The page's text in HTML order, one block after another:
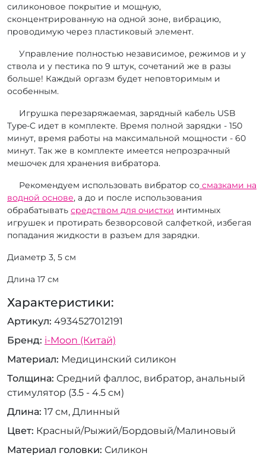
силиконовое покрытие и мощную,
сконцентрированную на одной зоне, вибрацию,
проводимую через пластиковый элемент.
Управление полностью независимое, режимов и у
ствола и у пестика по 9 штук, сочетаний же в разы
больше! Каждый оргазм будет неповторимым и
особенным.
Игрушка перезаряжаемая, зарядный кабель USB
Type-C идет в комплекте. Время полной зарядки - 150
минут, время работы на максимальной мощности - 60
минут. Так же в комплекте имеется непрозрачный
мешочек для хранения вибратора.
Рекомендуем использовать вибратор со смазками на
водной основе, а до и после использования
обрабатывать средством для очистки интимных
игрушек и протирать безворсовой салфеткой, избегая
попадания жидкости в разъем для зарядки.
Диаметр 3, 5 см
Длина 17 см
Характеристики:
Артикул 4934527012191
Бренд i-Moon (Китай)
Материал Медицинский силикон
Толщина Средний фаллос, вибратор, анальный
стимулятор (3.5 - 4.5 см)
Длина 17 см, Длинный
Цвет Красный/Рыжий/Бордовый/Малиновый
Материал головки Силикон